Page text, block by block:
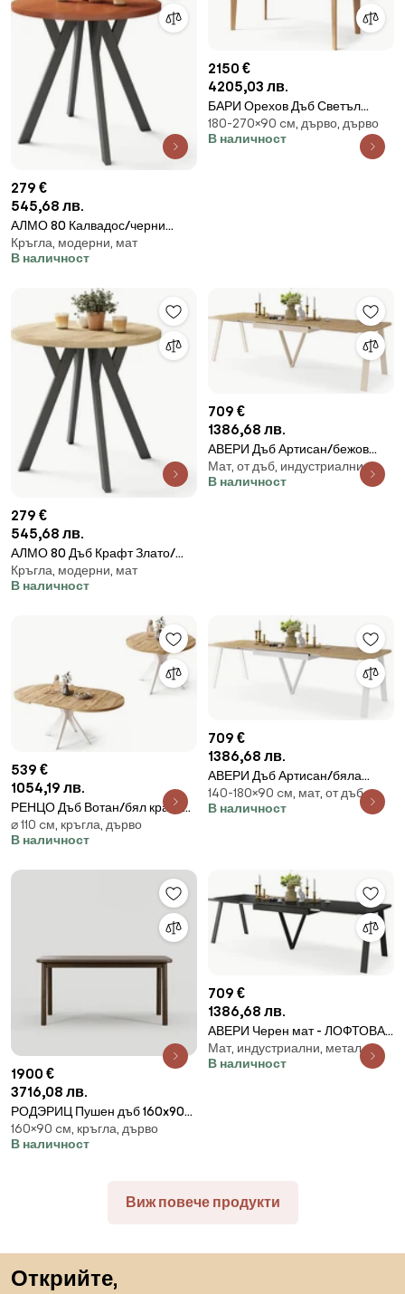
279 €
545,68 лв.
АЛМО 80 Калвадос/черни
крака - КРЪГЛА МАСА С Y-
ОБРАЗНИ КРАКА В ЛОФТ/
КУХНЯ, ДНЕВНА ИЛИ
ТРАПЕЗАРИЯ
Кръгла, модерни, мат
В наличност
2150 €
4205,03 лв.
БАРИ Орехов Дъб Светъл
180x90cм (+2 вложки 45cм) -
ДЪРВЕНА ТРАПЕЗНА МАСА В
ЯПОНСКИ/СКАНДИНАВСКИ
180-270×90 cм, дърво, дърво
В наличност
279 €
545,68 лв.
АЛМО 80 Дъб Крафт Злато/
черни крака - КРЪГЛА МАСА С
Y-ОБРАЗНИ КРАКА В ЛОФТ/
Кръгла, модерни, мат
В наличност
709 €
1386,68 лв.
АВЕРИ Дъб Артисан/бежов
(шампанско) долна част -
ЛОФТОВА/ИНДУСТРИАЛНА
Мат, от дъб, индустриални
В наличност
539 €
1054,19 лв.
РЕНЦО Дъб Вотан/бял крак -
КРЪГЛА МАСА Ø110
РАЗТЕГАТЕЛНА ДО 180 см | ЗА
РЕТРО
⌀ 110 cм, кръгла, дърво
В наличност
709 €
1386,68 лв.
АВЕРИ Дъб Артисан/бяла
долна част - ЛОФТОВА/
ИНДУСТРИАЛНА ХОЛНА/
140-180×90 cм, мат, от дъб
В наличност
1900 €
3716,08 лв.
РОДЭРИЦ Пушен дъб 160x90
cm (+1 ВЛОЖКА 50 cm) -
ДЪРВЕНА МАСА В СТИЛ
160×90 cм, кръгла, дърво
В наличност
709 €
1386,68 лв.
АВЕРИ Черен мат - ЛОФТОВА/
ИНДУСТРИАЛНА ХОЛНА/
ТРАПЕЗНА РАЗТЕГАТЕЛНА
Мат, индустриални, метал
В наличност
Виж повече продукти
Открийте,